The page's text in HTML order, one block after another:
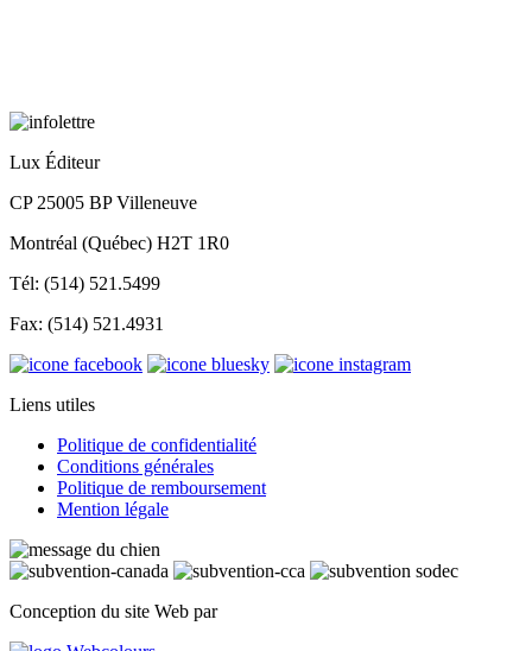
Lux Éditeur
CP 25005 BP Villeneuve
Montréal (Québec) H2T 1R0
Tél: (514) 521.5499
Fax: (514) 521.4931
Liens utiles
Politique de confidentialité
Conditions générales
Politique de remboursement
Mention légale
Conception du site Web par